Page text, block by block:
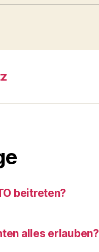
beitreten?
alles erlauben?